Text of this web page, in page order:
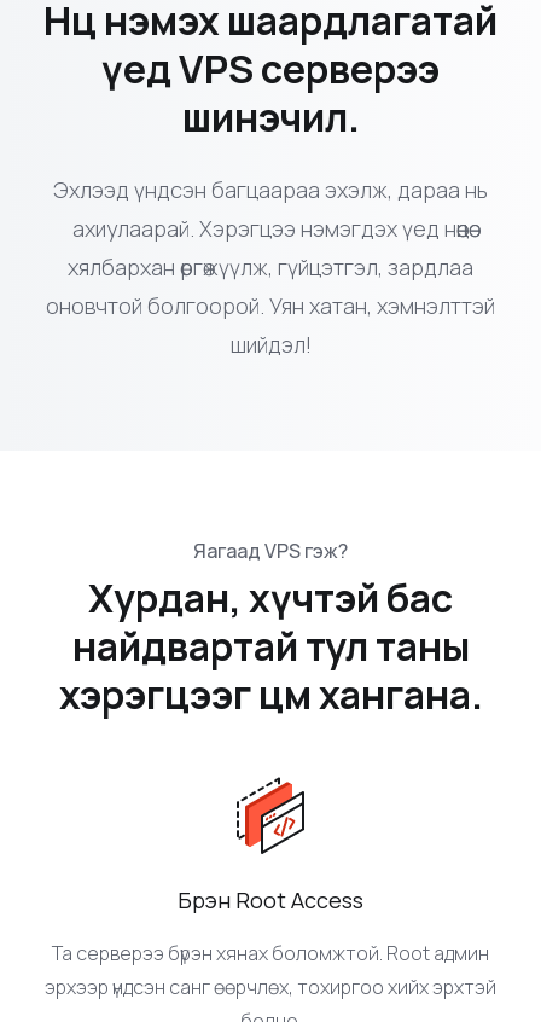
Өсөлттэйгээ хамт төл!
Нөөц нэмэх шаардлагатай
шинэчил.
Эхлээд үндсэн багцаараа эхэлж, дараа нь
ахиулаарай. Хэрэгцээ нэмэгдэх үед нөөцөө
хялбархан өргөжүүлж, гүйцэтгэл, зардлаа
Яагаад VPS гэж?
Хурдан, хүчтэй бас
найдвартай тул таны
хэрэгцээг цөм хангана.
Бүрэн Root Access